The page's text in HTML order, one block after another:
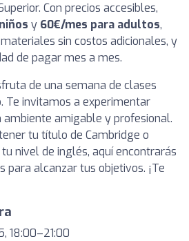
Con precios accesibles,
y 60€/mes para adultos,
sin costos adicionales, y
de pagar mes a mes.
de una semana de clases
Te invitamos a experimentar
amigable y profesional.
tu título de Cambridge o
nivel de inglés, aquí encontrarás
para alcanzar tus objetivos. ¡Te
18:00–21:00